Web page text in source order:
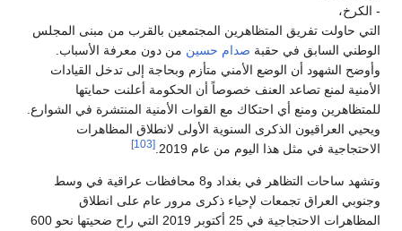
- الكرخ،
التي حاولت تفريق المتظاهرين المجتمعين بالقرب من مبنى المجلس
الوطني السابق في حقبة صدام حسين من دون معرفة الأسباب.
وأوضح الشهود أن الوضع الأمني متأزم وبحاجة إلى تدخل القيادات
الأمنية لمنع تصاعد العنف خصوصاً أن الحكومة أعلنت حمايتها
للمتظاهرين ومنع أي احتكاك مع القوات الأمنية المنتشرة في الشوارع.
ويحيي العراقيون الذكرى السنوية الأولى لانطلاق المظاهرات
الاحتجاجية في مثل هذا اليوم من عام 2019.
[103]
وتشهد ساحات التظاهر في بغداد و8 محافظات عراقية في وسط
وجنوبي العراق تجمعات لإحياء ذكرى مرور عام على انطلاق
المظاهرات الاحتجاجية في 25 أكتوبر 2019 التي راح ضحيتها نحو 600